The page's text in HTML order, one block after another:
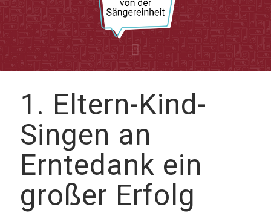
1. Eltern-Kind-
Singen an
Erntedank ein
großer Erfolg